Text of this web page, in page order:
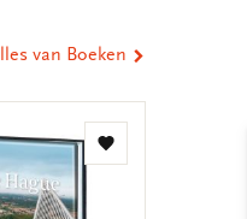
van Boeken
Toevoegen